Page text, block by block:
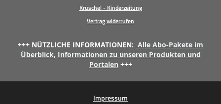
Kruschel - Kinderzeitung
Vertrag widerrufen
+++ NÜTZLICHE INFORMATIONEN: Alle Abo-Pakete im
Überblick, Informationen zu unseren Produkten und
Portalen +++
Impressum